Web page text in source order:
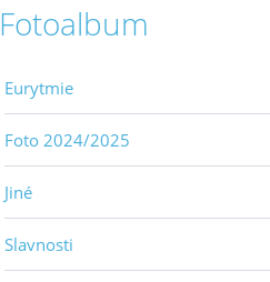
Fotoalbum
Eurytmie
Foto 2024/2025
Jiné
Slavnosti